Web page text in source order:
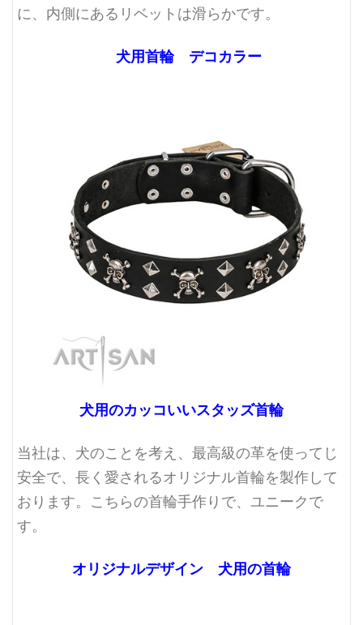
に、内側にあるリベットは滑らかです。
犬用首輪 デコカラー
犬用のカッコいいスタッズ首輪
当社は、犬のことを考え、最高級の革を使ってじ
安全で、長く愛されるオリジナル首輪を製作して
おります。こちらの首輪手作りで、ユニークで
す。
オリジナルデザイン 犬用の首輪